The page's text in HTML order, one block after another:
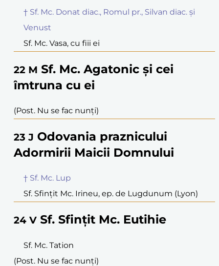
† Sf. Mc. Donat diac., Romul pr., Silvan diac. și
Venust
Sf. Mc. Vasa, cu fiii ei
22 M Sf. Mc. Agatonic și cei
îmtruna cu ei
(Post. Nu se fac nunți)
23 J Odovania praznicului
Adormirii Maicii Domnului
† Sf. Mc. Lup
Sf. Sfințit Mc. Irineu, ep. de Lugdunum (Lyon)
24 V Sf. Sfințit Mc. Eutihie
Sf. Mc. Tation
(Post. Nu se fac nunți)